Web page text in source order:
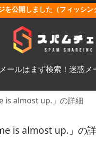
を公開しました（フィッシ
ールはまず検索！迷惑メ
is almost up.」の詳細
is almost up.」の